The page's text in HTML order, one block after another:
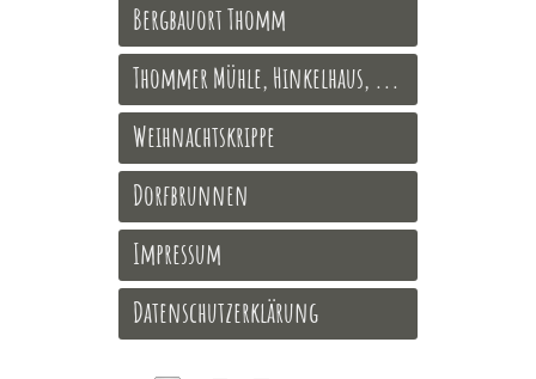
Bergbauort Thomm
Thommer Mühle, Hinkelhaus, ...
Weihnachtskrippe
Dorfbrunnen
Impressum
Datenschutzerklärung